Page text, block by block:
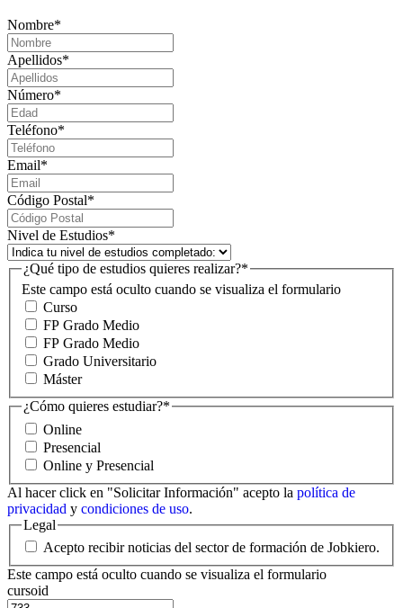
Nombre*
Apellidos*
Número*
Teléfono*
Email*
Código Postal*
Nivel de Estudios*
Este campo está oculto cuando se visualiza el formulario
¿Qué tipo de estudios quieres realizar?*
Curso
FP Grado Medio
FP Grado Medio
Grado Universitario
Máster
¿Cómo quieres estudiar?*
Online
Presencial
Online y Presencial
Al hacer click en "Solicitar Información" acepto la política de
privacidad y condiciones de uso.
Legal
Acepto recibir noticias del sector de formación de Jobkiero.
Este campo está oculto cuando se visualiza el formulario
cursoid